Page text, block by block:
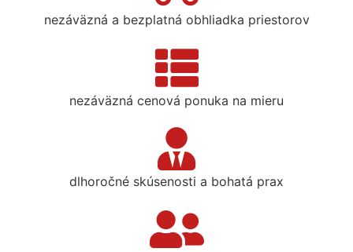
nezáväzná a bezplatná obhliadka priestorov
nezáväzná cenová ponuka na mieru
dlhoročné skúsenosti a bohatá prax